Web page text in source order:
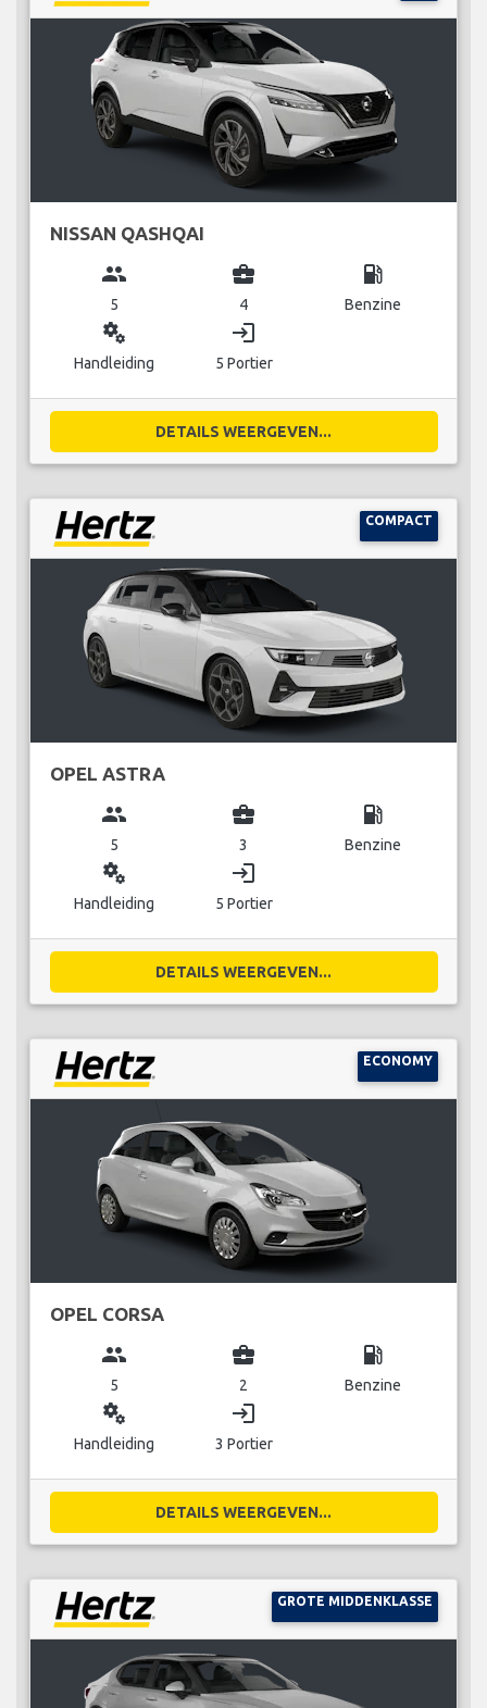
NISSAN QASHQAI
group
5
business_center
4
local_gas_station
Benzine
miscellaneous_services
Handleiding
login
5 Portier
DETAILS WEERGEVEN...
COMPACT
OPEL ASTRA
group
5
business_center
3
local_gas_station
Benzine
miscellaneous_services
Handleiding
login
5 Portier
DETAILS WEERGEVEN...
ECONOMY
OPEL CORSA
group
5
business_center
2
local_gas_station
Benzine
miscellaneous_services
Handleiding
login
3 Portier
DETAILS WEERGEVEN...
GROTE MIDDENKLASSE